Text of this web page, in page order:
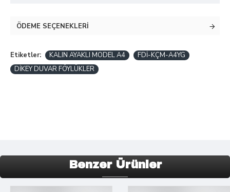
ÖDEME SEÇENEKLERI
Etiketler: KALIN AYAKLI MODEL A4
FDİ-KÇM-A4YG
DİKEY DUVAR FÖYLÜKLER
Benzer Ürünler